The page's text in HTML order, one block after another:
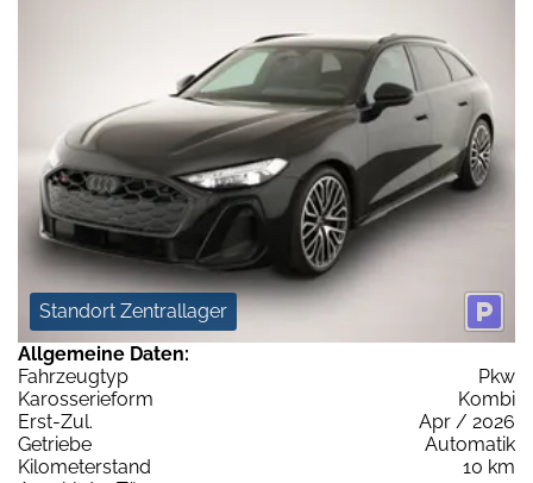
Standort Zentrallager
Allgemeine Daten:
Fahrzeugtyp
Pkw
Karosserieform
Kombi
Erst-Zul.
Apr / 2026
Getriebe
Automatik
Kilometerstand
10 km